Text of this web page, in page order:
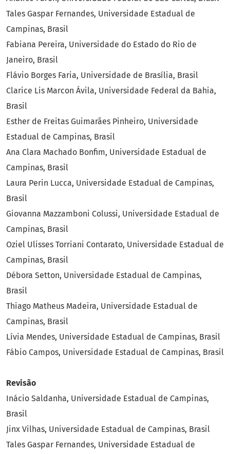
Tales Gaspar Fernandes, Universidade Estadual de
Campinas, Brasil
Fabiana Pereira, Universidade do Estado do Rio de
Janeiro, Brasil
Flávio Borges Faria, Universidade de Brasília, Brasil
Clarice Lis Marcon Ávila, Universidade Federal da Bahia,
Brasil
Esther de Freitas Guimarães Pinheiro, Universidade
Estadual de Campinas, Brasil
Ana Clara Machado Bonfim, Universidade Estadual de
Campinas, Brasil
Laura Perin Lucca, Universidade Estadual de Campinas,
Brasil
Giovanna Mazzamboni Colussi, Universidade Estadual de
Campinas, Brasil
Oziel Ulisses Torriani Contarato, Universidade Estadual de
Campinas, Brasil
Débora Setton, Universidade Estadual de Campinas,
Brasil
Thiago Matheus Madeira, Universidade Estadual de
Campinas, Brasil
Lívia Mendes, Universidade Estadual de Campinas, Brasil
Fábio Campos, Universidade Estadual de Campinas, Brasil
Revisão
Inácio Saldanha, Universidade Estadual de Campinas,
Brasil
Jinx Vilhas, Universidade Estadual de Campinas, Brasil
Tales Gaspar Fernandes, Universidade Estadual de